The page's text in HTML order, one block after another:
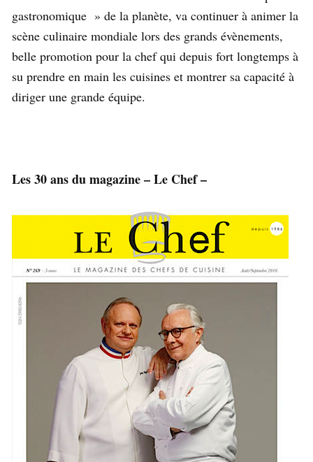
gastronomique » de la planète, va continuer à animer la
scène culinaire mondiale lors des grands évènements,
belle promotion pour la chef qui depuis fort longtemps à
su prendre en main les cuisines et montrer sa capacité à
diriger une grande équipe.
Les 30 ans du magazine – Le Chef –